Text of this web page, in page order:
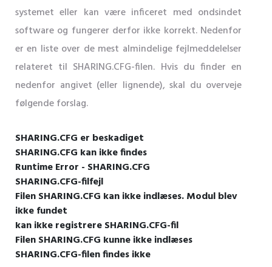
systemet eller kan være inficeret med ondsindet
software og fungerer derfor ikke korrekt. Nedenfor
er en liste over de mest almindelige fejlmeddelelser
relateret til SHARING.CFG-filen. Hvis du finder en
nedenfor angivet (eller lignende), skal du overveje
følgende forslag.
SHARING.CFG er beskadiget
SHARING.CFG kan ikke findes
Runtime Error - SHARING.CFG
SHARING.CFG-filfejl
Filen SHARING.CFG kan ikke indlæses. Modul blev
ikke fundet
kan ikke registrere SHARING.CFG-fil
Filen SHARING.CFG kunne ikke indlæses
SHARING.CFG-filen findes ikke